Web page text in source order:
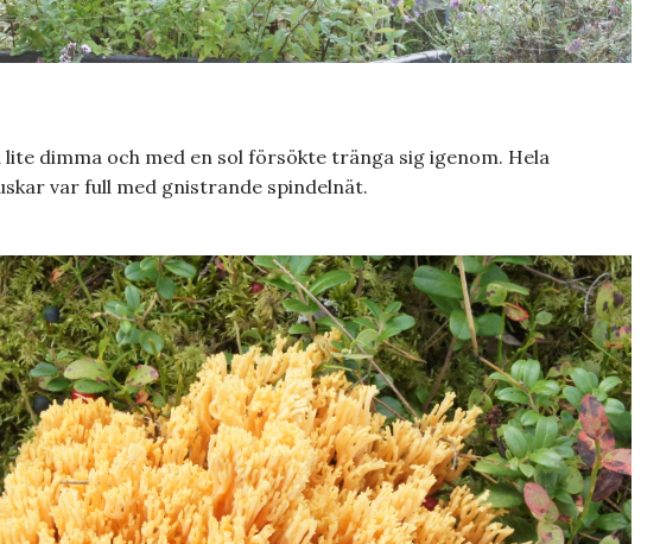
dimma och med en sol försökte tränga sig igenom. Hela
var full med gnistrande spindelnät.